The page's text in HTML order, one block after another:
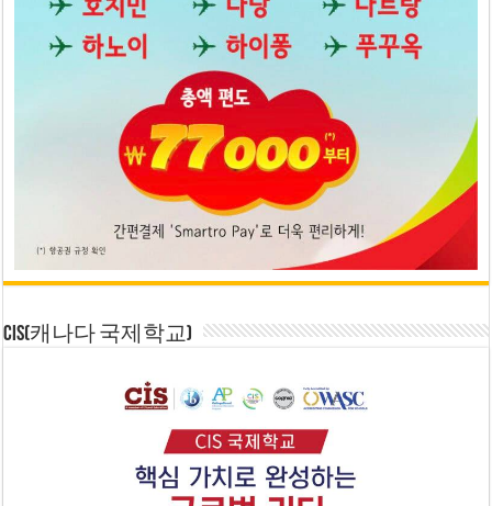
CIS(캐나다 국제학교)